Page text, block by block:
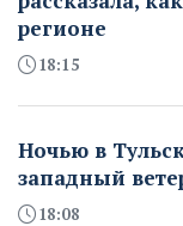
регионе
18:15
Ночью в
западный
18:08